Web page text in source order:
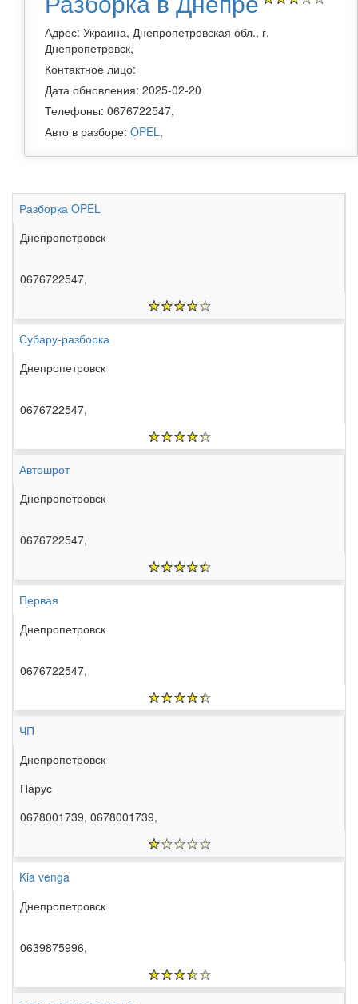
Адрес: Украина, Днепропетровская обл., г.
Днепропетровск,
Контактное лицо:
Дата обновления: 2025-02-20
Телефоны: 0676722547,
Авто в разборе: OPEL,
Разборка OPEL
Днепропетровск
0676722547,
Субару-разборка
Днепропетровск
0676722547,
Автошрот
Днепропетровск
0676722547,
Первая
Днепропетровск
0676722547,
ЧП
Днепропетровск
Парус
0678001739, 0678001739,
Kia venga
Днепропетровск
0639875996,